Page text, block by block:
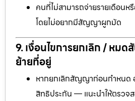
คนที่ไม่สามารถจ่ายรายเดือน
โดยไม่อยากมีสัญญาผูกมัด
9. เงื่อนไขการยกเลิก / ห
ย้ายที่อยู่
หากยกเลิกสัญญาก่อนกำหนด
สิทธิประกัน — แนะนำให้ตรวจ